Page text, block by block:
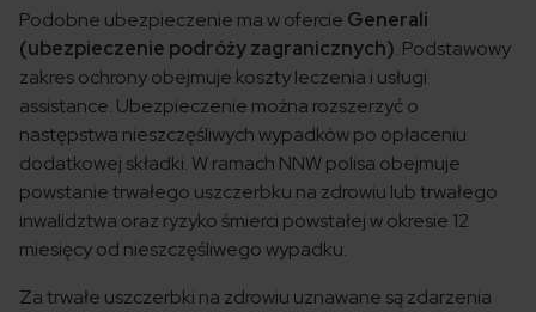
Podobne ubezpieczenie ma w ofercie Generali
(ubezpieczenie podróży zagranicznych). Podstawowy
zakres ochrony obejmuje koszty leczenia i usługi
assistance. Ubezpieczenie można rozszerzyć o
następstwa nieszczęśliwych wypadków po opłaceniu
dodatkowej składki. W ramach NNW polisa obejmuje
powstanie trwałego uszczerbku na zdrowiu lub trwałego
inwalidztwa oraz ryzyko śmierci powstałej w okresie 12
miesięcy od nieszczęśliwego wypadku.
Za trwałe uszczerbki na zdrowiu uznawane są zdarzenia